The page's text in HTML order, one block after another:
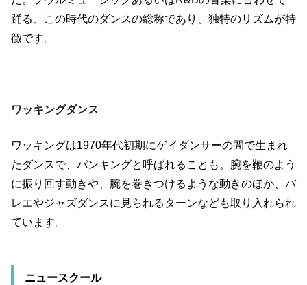
踊る、この時代のダンスの総称であり、独特のリズムが特
徴です。
ワッキングダンス
ワッキングは1970年代初期にゲイダンサーの間で生まれ
たダンスで、パンキングと呼ばれることも。腕を鞭のよう
に振り回す動きや、腕を巻きつけるような動きのほか、バ
レエやジャズダンスに見られるターンなども取り入れられ
ています。
ニュースクール